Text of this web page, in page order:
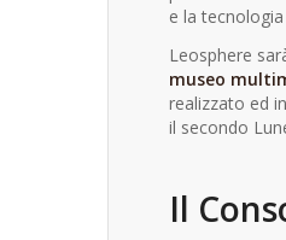
e la
Leosphere
museo
realizzato ed
il secondo
Il